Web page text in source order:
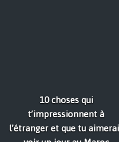
10 choses qui
t’impressionnent à
l’étranger et que tu